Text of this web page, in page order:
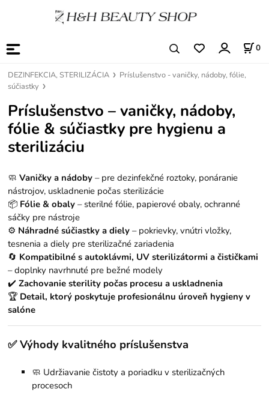
0
DEZINFEKCIA, STERILIZÁCIA
Príslušenstvo - vaničky, nádoby, fólie,
súčiastky
Príslušenstvo – vaničky, nádoby,
fólie & súčiastky pre hygienu a
sterilizáciu
🧼Vaničky a nádoby – pre dezinfekčné roztoky, ponáranie
nástrojov, uskladnenie počas sterilizácie
📦 Fólie & obaly – sterilné fólie, papierové obaly, ochranné
sáčky pre nástroje
⚙️ Náhradné súčiastky a diely – pokrievky, vnútri vložky,
tesnenia a diely pre sterilizačné zariadenia
🔄 Kompatibilné s autoklávmi, UV sterilizátormi a čističkami
– doplnky navrhnuté pre bežné modely
✔️Zachovanie sterility počas procesu a uskladnenia
🏆 Detail, ktorý poskytuje profesionálnu úroveň hygieny v
salóne
✅ Výhody kvalitného príslušenstva
🧼 Udržiavanie čistoty a poriadku v sterilizačných
procesoch